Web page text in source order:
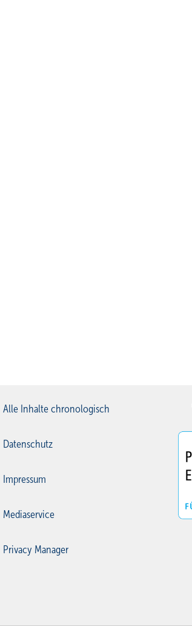
Alle Inhalte chronologisch
Datenschutz
Impressum
Mediaservice
Privacy Manager